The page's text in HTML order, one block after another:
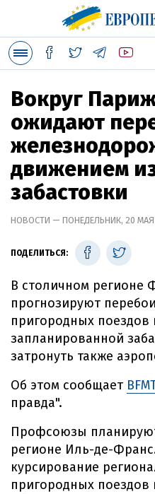
Вокруг
ожидают
движением
забастовки
НОВОСТИ — ПОНЕДЕЛЬНИК, 20 МАЯ
ПОДЕЛИТЬСЯ:
В столичном регионе
прогнозируют
пригородных поездов
запланированной
затронуть также
Об этом сообщает
правда".
Профсоюзы
регионе Иль-де-
курсирование
пригородных поездов